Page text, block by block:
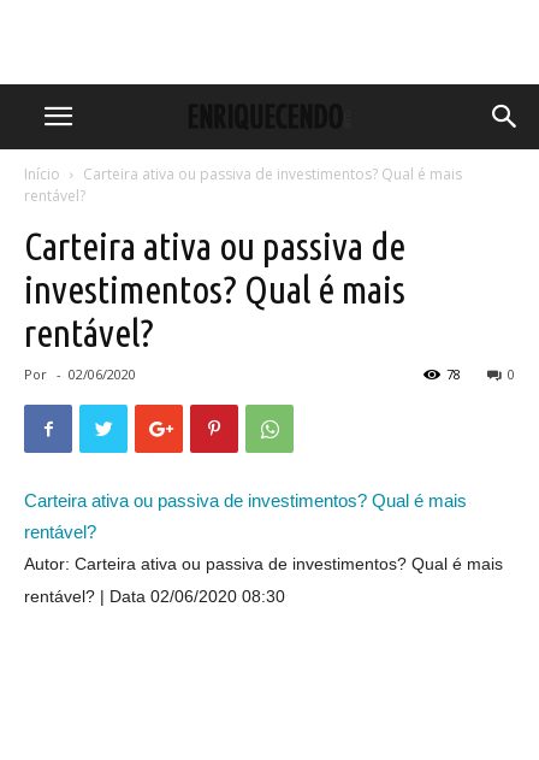
Início
Carteira ativa ou passiva de investimentos? Qual é mais
rentável?
Carteira ativa ou passiva de
investimentos? Qual é mais
rentável?
Por - 02/06/2020 0
78
Carteira ativa ou passiva de investimentos? Qual é mais
rentável?
Autor: Carteira ativa ou passiva de investimentos? Qual é mais
rentável?
Data 02/06/2020 08:30